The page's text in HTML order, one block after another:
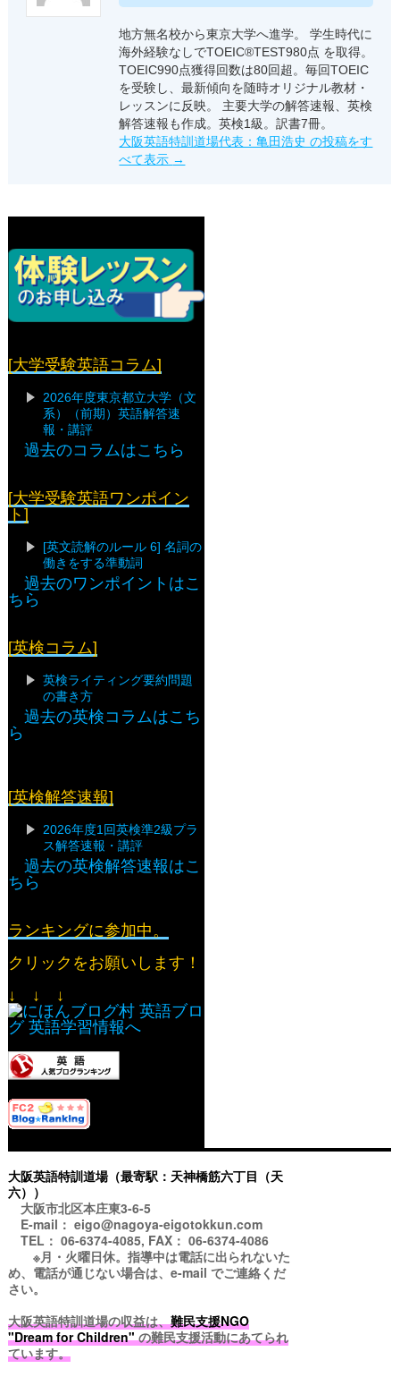
地方無名校から東京大学へ進学。 学生時代に
海外経験なしでTOEIC®TEST980点 を取得。
TOEIC990点獲得回数は80回超。毎回TOEIC
を受験し、最新傾向を随時オリジナル教材・
レッスンに反映。 主要大学の解答速報、英検
解答速報も作成。英検1級。訳書7冊。
大阪英語特訓道場代表：亀田浩史 の投稿をす
べて表示 →
[大学受験英語コラム]
2026年度東京都立大学（文
系）（前期）英語解答速
報・講評
過去のコラムはこちら
[大学受験英語ワンポイン
ト]
[英文読解のルール 6] 名詞の
働きをする準動詞
過去のワンポイントはこ
ちら
[英検コラム]
英検ライティング要約問題
の書き方
過去の英検コラムはこち
ら
[英検解答速報]
2026年度1回英検準2級プラ
ス解答速報・講評
過去の英検解答速報はこ
ちら
ランキングに参加中。
クリックをお願いします！
↓ ↓ ↓
大阪英語特訓道場（最寄駅：天神橋筋六丁目（天
六））
大阪市北区本庄東3-6-5
E-mail： eigo@nagoya-eigotokkun.com
TEL： 06-6374-4085, FAX： 06-6374-4086
※月・火曜日休。指導中は電話に出られないた
め、電話が通じない場合は、e-mail でご連絡くだ
さい。
大阪英語特訓道場の収益は、難民支援NGO
"Dream for Children"の難民支援活動にあてられ
ています。